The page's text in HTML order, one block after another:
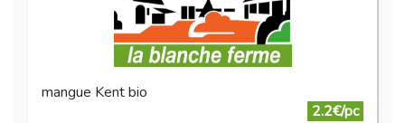
mangue Kent bio
2.2€/pc